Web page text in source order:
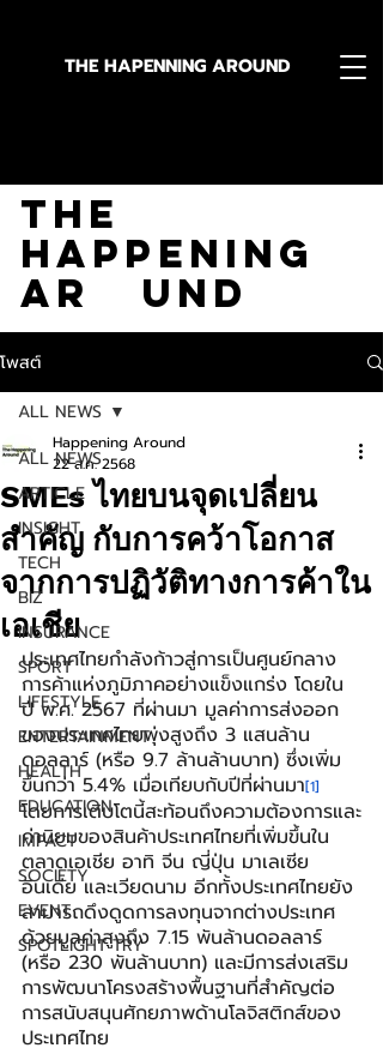
THE HAPENNING AROUND
The
Happening
Ar und
โพสต์
ALL NEWS
ARTICLE
INSIGHT
TECH
BIZ
INSURANCE
SPORT
LIFESTYLE
ENTERTAINMENT
HEALTH
EDUCATION
IMPACT
SOCIETY
EVENT
SPOTLIGHT TRY
ALL NEWS
SMEs ไทยบนจุดเปลี่ยน
สำคัญ กับการคว้าโอกาส
จากการปฏิวัติทางการค้าใน
เอเชีย
Happening Around
22 ส.ค. 2568
ประเทศไทยกำลังก้าวสู่การเป็นศูนย์กลาง
การค้าแห่งภูมิภาคอย่างแข็งแกร่ง โดยใน
ปี พ.ศ. 2567 ที่ผ่านมา มูลค่าการส่งออก
ของประเทศไทยพุ่งสูงถึง 3 แสนล้าน
ดอลลาร์ (หรือ 9.7 ล้านล้านบาท) ซึ่งเพิ่ม
ขึ้นกว่า 5.4% เมื่อเทียบกับปีที่ผ่านมา[1]
โดยการเติบโตนี้สะท้อนถึงความต้องการและ
ค่านิยมของสินค้าประเทศไทยที่เพิ่มขึ้นใน
ตลาดเอเชีย อาทิ จีน ญี่ปุ่น มาเลเซีย
อินเดีย และเวียดนาม อีกทั้งประเทศไทยยัง
สามารถดึงดูดการลงทุนจากต่างประเทศ
ด้วยมูลค่าสูงถึง 7.15 พันล้านดอลลาร์
(หรือ 230 พันล้านบาท) และมีการส่งเสริม
การพัฒนาโครงสร้างพื้นฐานที่สำคัญต่อ
การสนับสนุนศักยภาพด้านโลจิสติกส์ของ
ประเทศไทย